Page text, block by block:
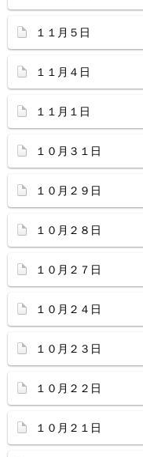
１１月５日
１１月４日
１１月１日
１０月３１日
１０月２９日
１０月２８日
１０月２７日
１０月２４日
１０月２３日
１０月２２日
１０月２１日